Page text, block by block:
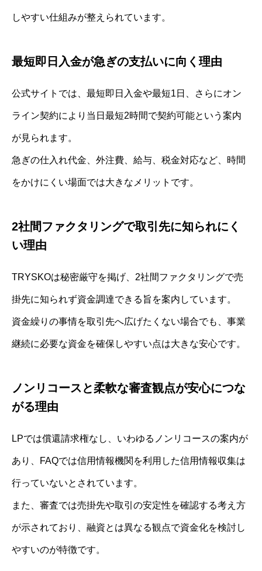
しやすい仕組みが整えられています。
最短即日入金が急ぎの支払いに向く理由
公式サイトでは、最短即日入金や最短1日、さらにオン
ライン契約により当日最短2時間で契約可能という案内
が見られます。
急ぎの仕入れ代金、外注費、給与、税金対応など、時間
をかけにくい場面では大きなメリットです。
2社間ファクタリングで取引先に知られにく
い理由
TRYSKOは秘密厳守を掲げ、2社間ファクタリングで売
掛先に知られず資金調達できる旨を案内しています。
資金繰りの事情を取引先へ広げたくない場合でも、事業
継続に必要な資金を確保しやすい点は大きな安心です。
ノンリコースと柔軟な審査観点が安心につな
がる理由
LPでは償還請求権なし、いわゆるノンリコースの案内が
あり、FAQでは信用情報機関を利用した信用情報収集は
行っていないとされています。
また、審査では売掛先や取引の安定性を確認する考え方
が示されており、融資とは異なる観点で資金化を検討し
やすいのが特徴です。